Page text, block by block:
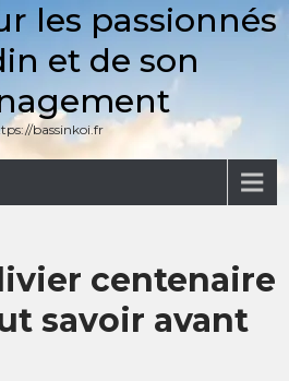
les passionnés
et de son
bassinkoi.fr
centenaire
savoir avant